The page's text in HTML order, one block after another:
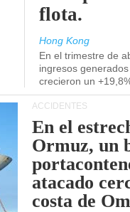
flota.
Hong Kong
En el trimestre de
ingresos
crecieron un
ACCIDENTES
En el
Ormuz, un
atacado
costa de